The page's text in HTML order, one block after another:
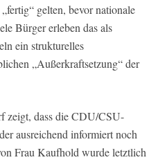
gelten, bevor nationale
Bürger erleben das als
ein strukturelles
„Außerkraftsetzung“ der
zeigt, dass die CDU/CSU-
ausreichend informiert noch
Frau Kaufhold wurde letztlich